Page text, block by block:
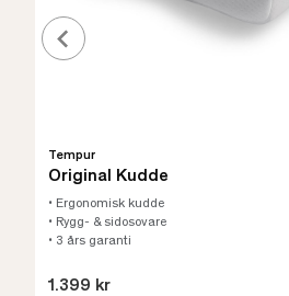
Tempur
Original Kudde
• Ergonomisk kudde
• Rygg- & sidosovare
• 3 års garanti
1.399 kr